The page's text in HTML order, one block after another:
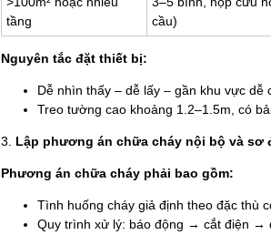
tầng
cầu)
Nguyên tắc đặt thiết bị:
Dễ nhìn thấy – dễ lấy – gần khu vực dễ
Treo tường cao khoảng 1.2–1.5m, có
3. Lập phương án chữa cháy nội bộ và sơ
Phương án chữa cháy phải bao gồm:
Tình huống cháy giả định theo đặc thù
Quy trình xử lý: báo động → cắt điện →